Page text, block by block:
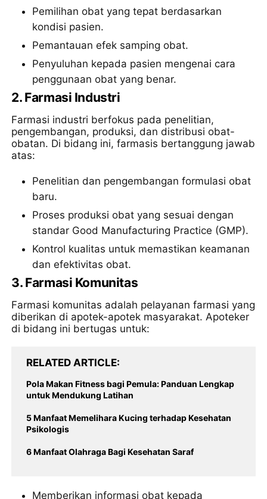
Pemilihan obat yang tepat berdasarkan
kondisi pasien.
Pemantauan efek samping obat.
Penyuluhan kepada pasien mengenai cara
penggunaan obat yang benar.
2. Farmasi Industri
Farmasi industri berfokus pada penelitian,
pengembangan, produksi, dan distribusi obat-
obatan. Di bidang ini, farmasis bertanggung jawab
atas:
Penelitian dan pengembangan formulasi obat
baru.
Proses produksi obat yang sesuai dengan
standar Good Manufacturing Practice (GMP).
Kontrol kualitas untuk memastikan keamanan
dan efektivitas obat.
3. Farmasi Komunitas
Farmasi komunitas adalah pelayanan farmasi yang
diberikan di apotek-apotek masyarakat. Apoteker
di bidang ini bertugas untuk:
RELATED ARTICLE
Pola Makan Fitness bagi Pemula: Panduan Lengkap
untuk Mendukung Latihan
5 Manfaat Memelihara Kucing terhadap Kesehatan
Psikologis
6 Manfaat Olahraga Bagi Kesehatan Saraf
Memberikan informasi obat kepada